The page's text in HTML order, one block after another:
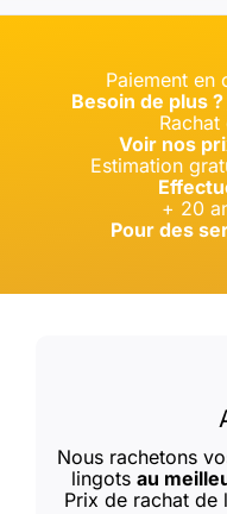
Paiement en
Besoin de plus ?
Voir nos
Estimation
+ 20
Pour des
Nous rachetons
lingots au
Prix de rachat de